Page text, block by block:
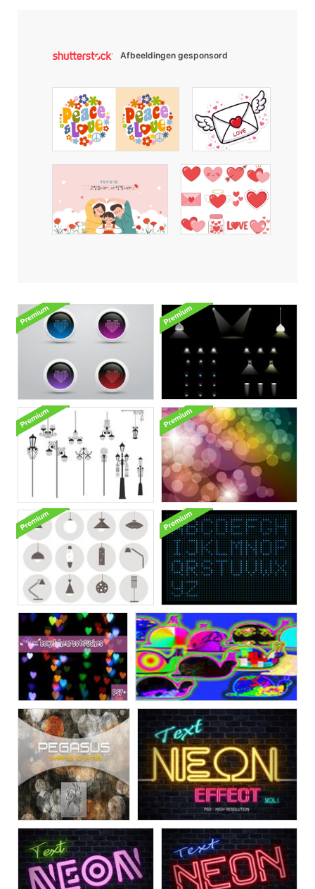
Afbeeldingen gesponsord